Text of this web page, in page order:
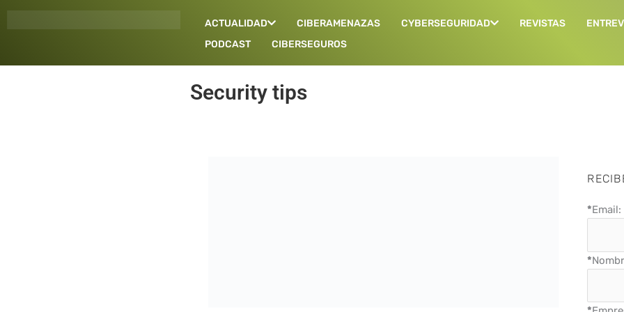
ACTUALIDAD CIBERAMENAZAS CYBERSEGURIDAD REVISTAS
PODCAST
CIBERSEGUROS
Security tips
*Email:
*